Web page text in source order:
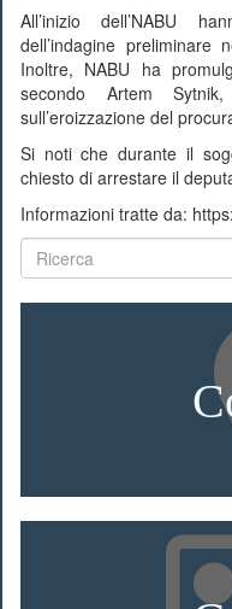
All’inizio dell’NABU
dell’indagine
Inoltre, NABU ha
secondo Artem
sull’eroizzazione del
Si noti che durante il
chiesto di arrestare il
Informazioni tratte da: